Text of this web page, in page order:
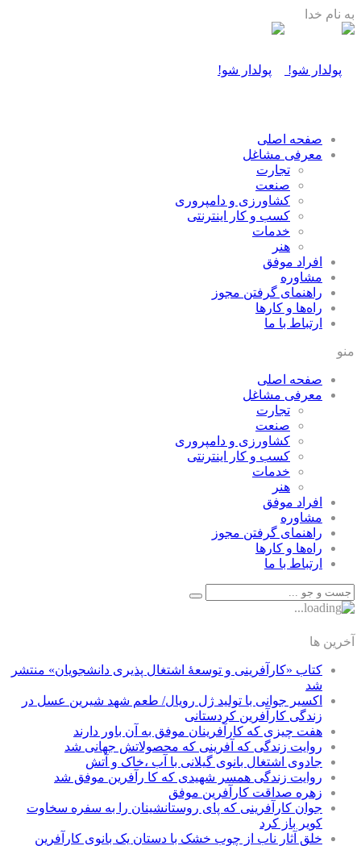
به نام خدا
صفحه اصلی
معرفی مشاغل
تجارت
صنعت
كشاورزی و دامپروری
كسب و كار اينترنتی
خدمات
هنر
افراد موفق
مشاوره
راهنمای گرفتن مجوز
راه‌ها و كارها
ارتباط با ما
منو
صفحه اصلی
معرفی مشاغل
تجارت
صنعت
كشاورزی و دامپروری
كسب و كار اينترنتی
خدمات
هنر
افراد موفق
مشاوره
راهنمای گرفتن مجوز
راه‌ها و كارها
ارتباط با ما
آخرین ها
کتاب «کارآفرینی و توسعۀ اشتغال پذیری دانشجویان» منتشر
شد
اکسیر جوانی با تولید ژل رویال/ طعم شهد شیرین عسل‌ در
زندگی کارآفرین کردستانی
هفت چیزی که کارآفرینان موفق به آن باور دارند
روایت زندگی که آفرینی که محصولاتش جهانی شد
جادوی اشتغال بانوی گیلانی با آب ،خاک و آتش
روایت زندگی همسر شهیدی که کا رآفرین موفق شد
زهره صداقت کارآفرین موفق
جوان کارآفرینی که پای روستانشینان را به سفره سخاوت
کویر باز کرد
خلق آثار ناب از چوب خشک با دستان یک بانوی کارآفرین